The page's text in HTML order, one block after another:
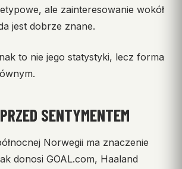
ale zainteresowanie wokół
jest dobrze znane.
to nie jego statystyki, lecz forma
SENTYMENTEM
Norwegii ma znaczenie
donosi GOAL.com, Haaland